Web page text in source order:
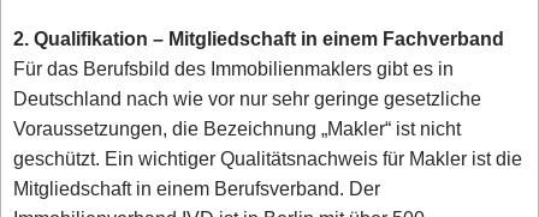
2. Qualifikation – Mitgliedschaft in einem Fachverband
Für das Berufsbild des Immobilienmaklers gibt es in
Deutschland nach wie vor nur sehr geringe gesetzliche
Voraussetzungen, die Bezeichnung „Makler“ ist nicht
geschützt. Ein wichtiger Qualitätsnachweis für Makler ist die
Mitgliedschaft in einem Berufsverband. Der